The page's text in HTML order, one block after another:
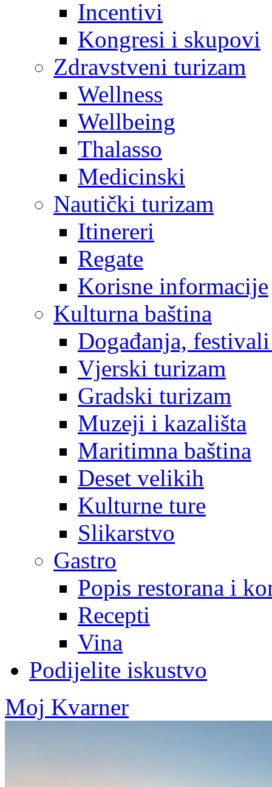
Incentivi
Kongresi i skupovi
Zdravstveni turizam
Wellness
Wellbeing
Thalasso
Medicinski
Nautički turizam
Itinereri
Regate
Korisne informacije
Kulturna baština
Događanja,
Vjerski turizam
Gradski turizam
Muzeji i kazališta
Maritimna baština
Deset velikih
Kulturne ture
Slikarstvo
Gastro
Popis restorana i
Recepti
Vina
Podijelite iskustvo
Moj Kvarner